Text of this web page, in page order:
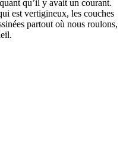
qu’il y avait un courant.
est vertigineux, les couches
partout où nous roulons,